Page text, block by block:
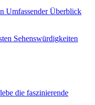
Umfassender Überblick
Sehenswürdigkeiten
die faszinierende